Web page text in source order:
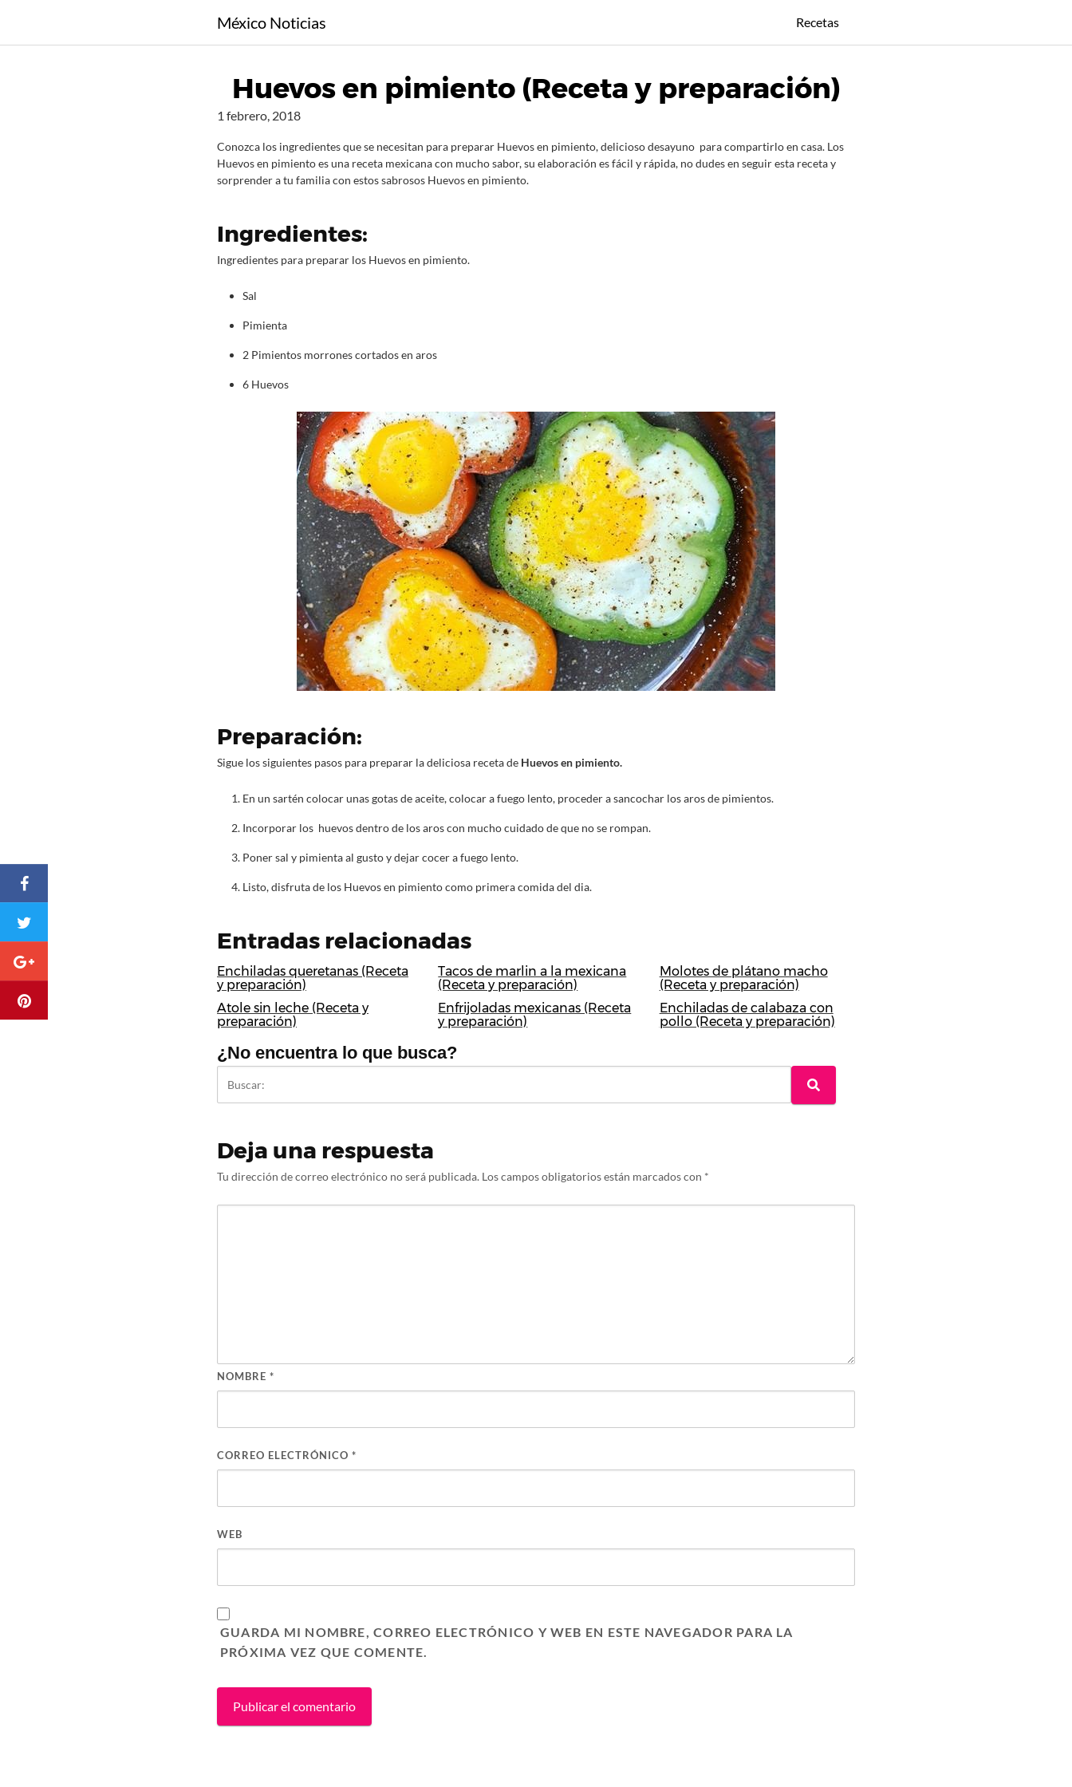
l
México Noticias Recetas
Huevos en pimiento (Receta y preparación)
1 febrero, 2018
Conozca los ingredientes que se necesitan para preparar Huevos en pimiento, delicioso desayuno para compartirlo en casa. Los
Huevos en pimiento es una receta mexicana con mucho sabor, su elaboración es fácil y rápida, no dudes en seguir esta receta y
sorprender a tu familia con estos sabrosos Huevos en pimiento.
Ingredientes:
Ingredientes para preparar los Huevos en pimiento.
Sal
Pimienta
2 Pimientos morrones cortados en aros
6 Huevos
Preparación:
Sigue los siguientes pasos para preparar la deliciosa receta de Huevos en pimiento.
En un sartén colocar unas gotas de aceite, colocar a fuego lento, proceder a sancochar los aros de pimientos.
Incorporar los huevos dentro de los aros con mucho cuidado de que no se rompan.
Poner sal y pimienta al gusto y dejar cocer a fuego lento.
Listo, disfruta de los Huevos en pimiento como primera comida del dia.
Entradas relacionadas
Enchiladas queretanas (Receta
y preparación)
Tacos de marlin a la mexicana
(Receta y preparación)
Molotes de plátano macho
(Receta y preparación)
Atole sin leche (Receta y
preparación)
Enfrijoladas mexicanas (Receta
y preparación)
Enchiladas de calabaza con
pollo (Receta y preparación)
¿No encuentra lo que busca?
Deja una respuesta
Tu dirección de correo electrónico no será publicada. Los campos obligatorios están marcados con *
NOMBRE *
CORREO ELECTRÓNICO *
WEB
GUARDA MI NOMBRE, CORREO ELECTRÓNICO Y WEB EN ESTE NAVEGADOR PARA LA
PRÓXIMA VEZ QUE COMENTE.